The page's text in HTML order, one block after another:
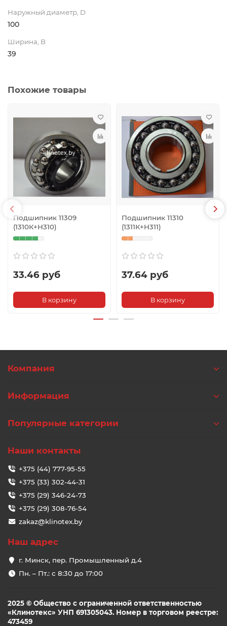
Наружный диаметр, D
100
Ширина, B
39
Похожие товары
Подшипник 11309
(1310К+Н310)
33.46 руб
В корзину
Подшипник 11310
(1311К+Н311)
37.64 руб
В корзину
Компания
Информация
Популярные категории
Наши контакты
+375 (44) 777-95-55
+375 (33) 302-44-31
+375 (29) 346-24-73
+375 (29) 308-76-54
zakaz@klinotex.by
Наш адрес
г. Минск, пер. Промышленный д.4
Пн. – Пт.: с 8:30 до 17:00
2025 © Общество с ограниченной ответственностью
«Клинотекс» УНП 691305043. Номер в торговом реестре:
473459